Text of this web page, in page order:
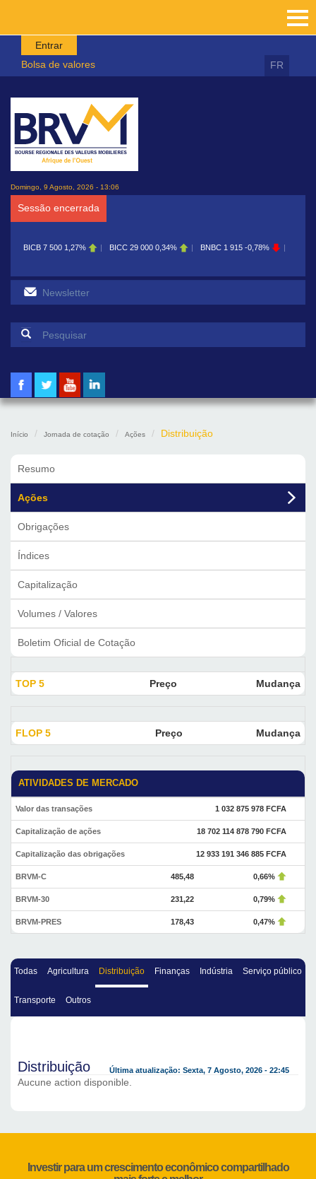
Passar para o conteúdo principal
Entrar
Bolsa de valores
FR
Domingo, 9 Agosto, 2026 - 13:06
Sessão encerrada
BICB 7 500 1,27% BICC 29 000 0,34% BNBC 1 915 -0,78%
Formulário de pesquisa
Início Jornada de cotação Ações Distribuição
Resumo
Ações
Obrigações
Índices
Capitalização
Volumes / Valores
Boletim Oficial de Cotação
TOP 5 Preço Mudança
FLOP 5 Preço Mudança
ATIVIDADES DE MERCADO
Valor das transações 1 032 875 978 FCFA
Capitalização de ações 18 702 114 878 790 FCFA
Capitalização das obrigações 12 933 191 346 885 FCFA
BRVM-C 485,48 0,66%
BRVM-30 231,22 0,79%
BRVM-PRES 178,43 0,47%
Todas Agricultura Distribuição Finanças Indústria Serviço público
Transporte Outros
Distribuição Última atualização: Sexta, 7 Agosto, 2026 - 22:45
Aucune action disponible.
Investir para um crescimento econômico compartilhado